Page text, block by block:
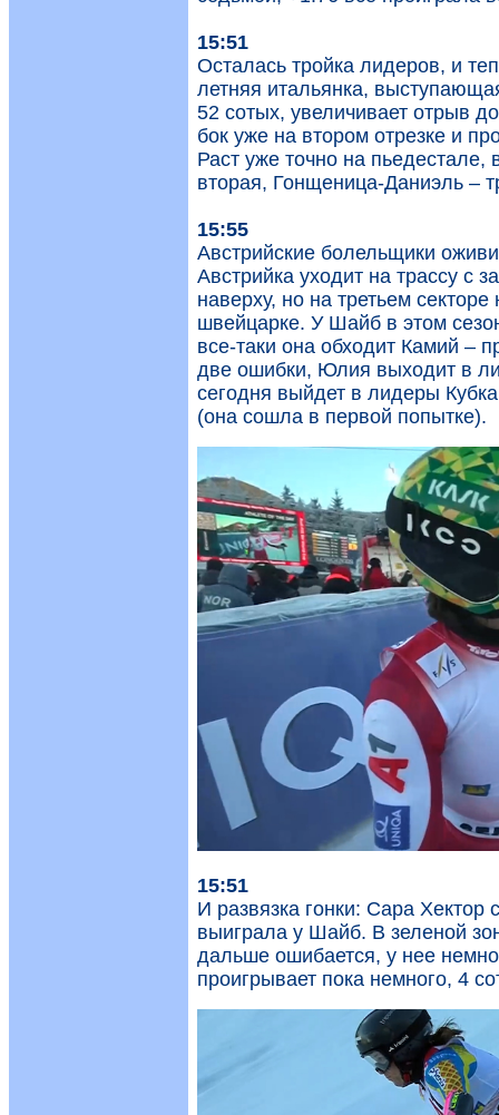
15:51
Осталась тройка лидеров, и
летняя итальянка,
52 сотых, увеличивает отрыв
бок уже на втором отрезке и
Раст уже точно на пьедестале,
вторая, Гонщеница-Даниэль –
15:55
Австрийские болельщики
Австрийка уходит на трассу с
наверху, но на третьем
швейцарке. У Шайб в этом
все-таки она обходит Камий –
две ошибки, Юлия выходит в
сегодня выйдет в лидеры
(она сошла в первой попытке).
15:51
И развязка гонки: Сара Хектор
выиграла у Шайб. В зеленой
дальше ошибается, у нее
проигрывает пока немного, 4